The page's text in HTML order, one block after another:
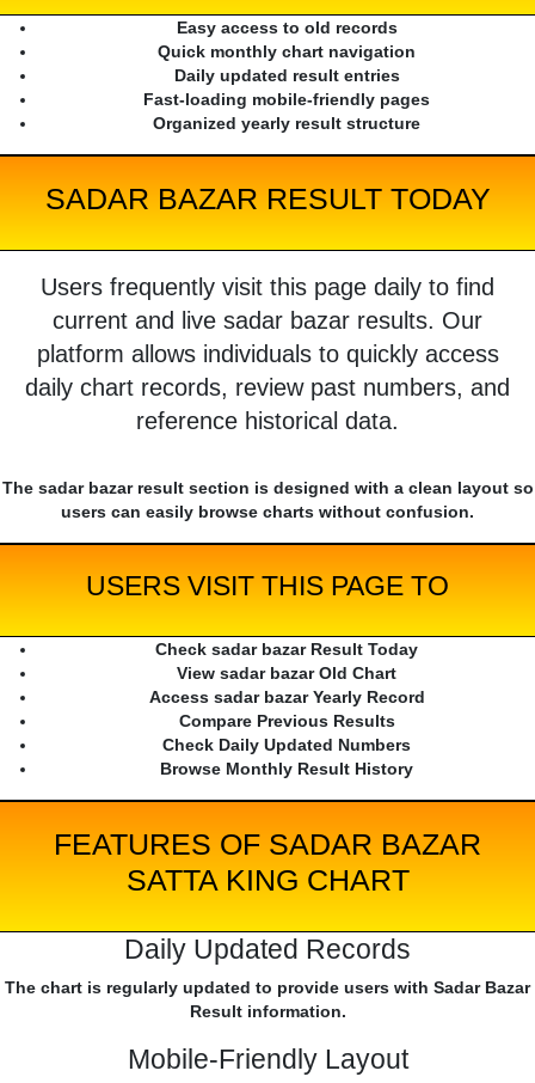
Easy access to old records
Quick monthly chart navigation
Daily updated result entries
Fast-loading mobile-friendly pages
Organized yearly result structure
SADAR BAZAR RESULT TODAY
Users frequently visit this page daily to find
current and live sadar bazar results. Our
platform allows individuals to quickly access
daily chart records, review past numbers, and
reference historical data.
The sadar bazar result section is designed with a clean layout so
users can easily browse charts without confusion.
USERS VISIT THIS PAGE TO
Check sadar bazar Result Today
View sadar bazar Old Chart
Access sadar bazar Yearly Record
Compare Previous Results
Check Daily Updated Numbers
Browse Monthly Result History
FEATURES OF SADAR BAZAR
SATTA KING CHART
Daily Updated Records
The chart is regularly updated to provide users with Sadar Bazar
Result information.
Mobile-Friendly Layout